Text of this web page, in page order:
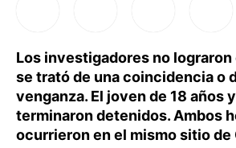
Los investigadores no
se trató de una coincidencia o
venganza. El joven de 18 años
terminaron detenidos. Ambos
ocurrieron en el mismo sitio de